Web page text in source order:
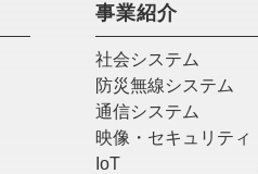
事業紹介
社会システム
防災無線システム
通信システム
映像・セキュリティ
IoT